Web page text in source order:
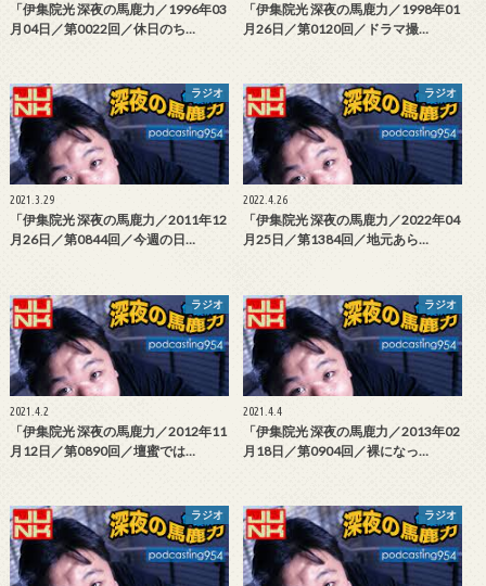
「伊集院光 深夜の馬鹿力／1996年03
月04日／第0022回／休日のち…
「伊集院光 深夜の馬鹿力／1998年01
月26日／第0120回／ドラマ撮…
ラジオ
2021.3.29
「伊集院光 深夜の馬鹿力／2011年12
月26日／第0844回／今週の日…
ラジオ
2022.4.26
「伊集院光 深夜の馬鹿力／2022年04
月25日／第1384回／地元あら…
ラジオ
2021.4.2
「伊集院光 深夜の馬鹿力／2012年11
月12日／第0890回／壇蜜では…
ラジオ
2021.4.4
「伊集院光 深夜の馬鹿力／2013年02
月18日／第0904回／裸になっ…
ラジオ ラジオ